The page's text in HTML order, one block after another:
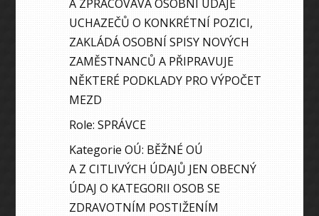
A ZPRACOVÁVÁ OSOBNÍ ÚDAJE
UCHAZEČŮ O KONKRÉTNÍ POZICI,
ZAKLÁDÁ OSOBNÍ SPISY NOVÝCH
ZAMĚSTNANCŮ A PŘIPRAVUJE
NĚKTERÉ PODKLADY PRO VÝPOČET
MEZD
Role: SPRÁVCE
Kategorie OÚ: BĚŽNÉ OÚ
A Z CITLIVÝCH ÚDAJŮ JEN OBECNÝ
ÚDAJ O KATEGORII OSOB SE
ZDRAVOTNÍM POSTIŽENÍM